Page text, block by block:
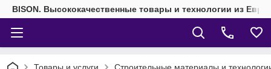
BISON. Высококачественные товары и технологии из